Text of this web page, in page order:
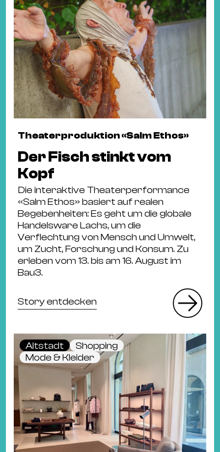
Theaterproduktion «Salm Ethos»
Der Fisch stinkt vom
Kopf
Die interaktive Theaterperformance
«Salm Ethos» basiert auf realen
Begebenheiten: Es geht um die globale
Handelsware Lachs, um die
Verflechtung von Mensch und Umwelt,
um Zucht, Forschung und Konsum. Zu
erleben vom 13. bis am 16. August im
Bau3.
Story entdecken
Altstadt
Shopping
Mode & Kleider